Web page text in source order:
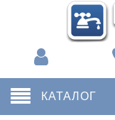
КАТАЛОГ